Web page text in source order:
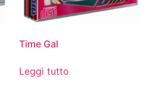
Time Gal
Leggi tutto